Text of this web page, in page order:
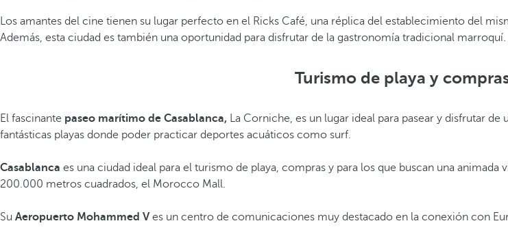
Los amantes del cine tienen su lugar perfecto en el Ricks Café, una réplica del establecimiento del
Además, esta ciudad es también una oportunidad para disfrutar de la gastronomía tradicional marroquí.
Turismo de playa y
El fascinante paseo marítimo de Casablanca, La Corniche, es un lugar ideal para pasear y disfrutar
fantásticas playas donde poder practicar deportes acuáticos como surf.
Casablanca es una ciudad ideal para el turismo de playa, compras y para los que buscan una
200.000 metros cuadrados, el Morocco Mall.
Su Aeropuerto Mohammed Ves un centro de comunicaciones muy destacado en la conexión con